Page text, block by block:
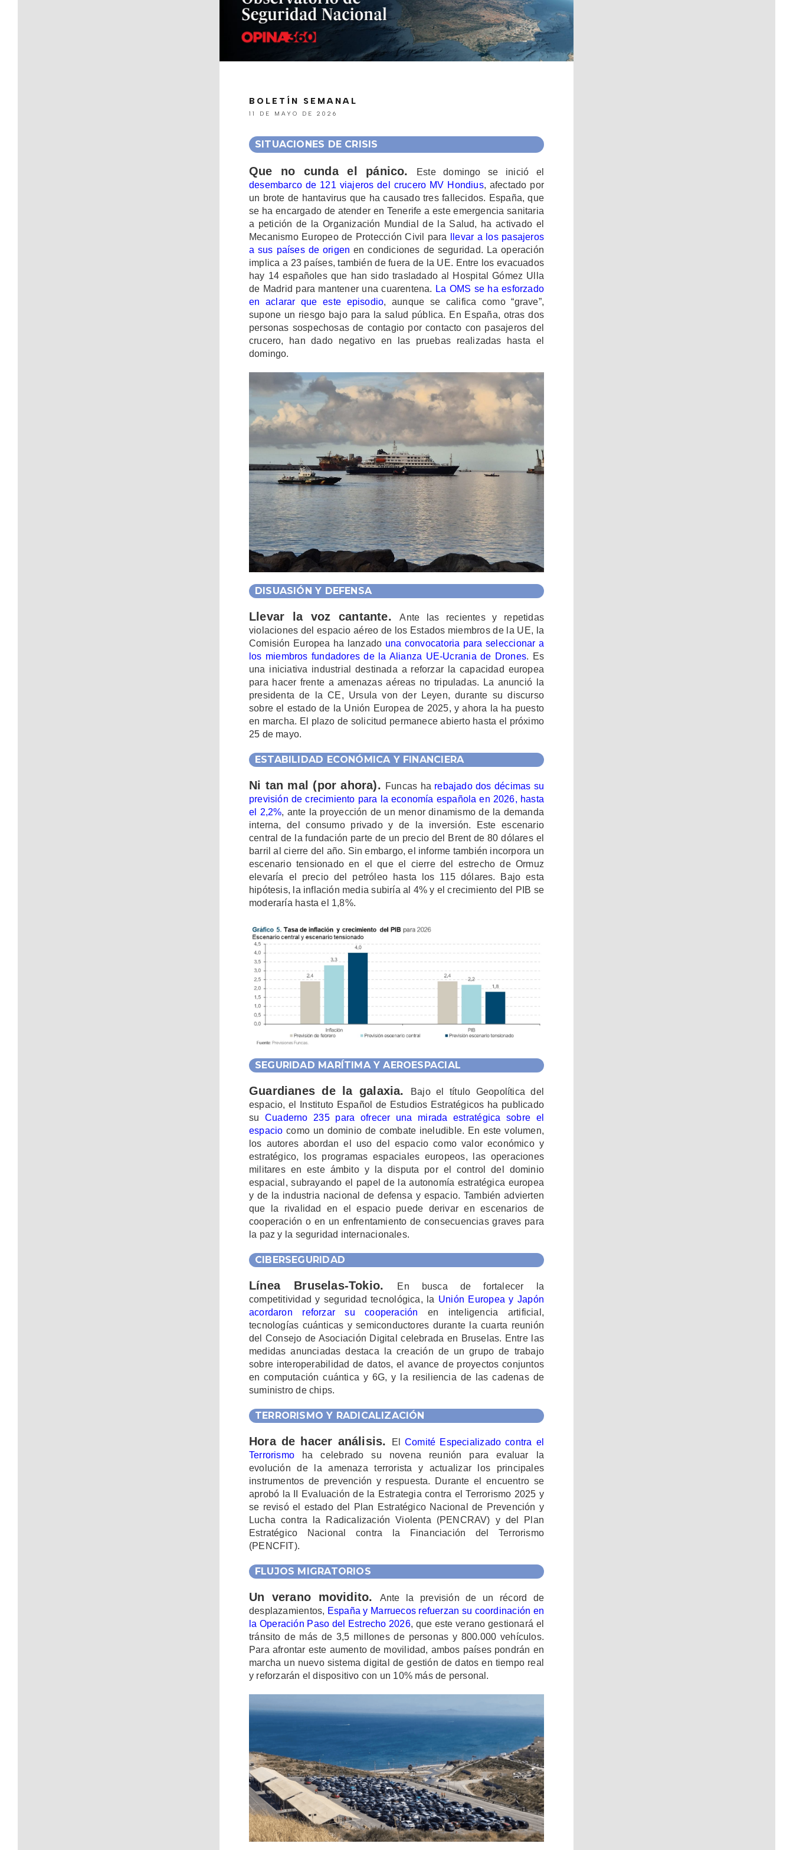
BOLETÍN SEMANAL
11 DE MAYO DE 2026
SITUACIONES DE CRISIS
Que no cunda el pánico.
Este domingo se inició el
desembarco de 121 viajeros del crucero MV Hondius, afectado por
un brote de hantavirus que ha causado tres fallecidos. España, que
se ha encargado de atender en Tenerife a este emergencia sanitaria
a petición de la Organización Mundial de la Salud, ha activado el
Mecanismo Europeo de Protección Civil para
llevar a los pasajeros
a sus países de origen en condiciones de seguridad. La operación
implica a 23 países, también de fuera de la UE. Entre los evacuados
hay 14 españoles que han sido trasladado al Hospital Gómez Ulla
de Madrid para mantener una cuarentena. La OMS se ha esforzado
en aclarar que este episodio, aunque se califica como “grave”,
supone un riesgo bajo para la salud pública. En España, otras dos
personas sospechosas de contagio por contacto con pasajeros del
crucero, han dado negativo en las pruebas realizadas hasta el
domingo.
DISUASIÓN Y DEFENSA
Llevar la voz cantante.Ante las recientes y repetidas
violaciones del espacio aéreo de los Estados miembros de la UE, la
Comisión Europea ha lanzado una convocatoria para seleccionar a
los miembros fundadores de la Alianza UE-Ucrania de Drones. Es
una iniciativa industrial destinada a reforzar la capacidad europea
para hacer frente a amenazas aéreas no tripuladas. La anunció la
presidenta de la CE, Ursula von der Leyen, durante su discurso
sobre el estado de la Unión Europea de 2025, y ahora la ha puesto
en marcha. El plazo de solicitud permanece abierto hasta el próximo
25 de mayo.
ESTABILIDAD ECONÓMICA Y FINANCIERA
Ni tan mal (por ahora). Funcas ha rebajado dos décimas su
previsión de crecimiento para la economía española en 2026, hasta
el 2,2%, ante la proyección de un menor dinamismo de la demanda
interna, del consumo privado y de la inversión. Este escenario
central de la fundación parte de un precio del Brent de 80 dólares el
barril al cierre del año. Sin embargo, el informe también incorpora un
escenario tensionado en el que el cierre del estrecho de Ormuz
elevaría el precio del petróleo hasta los 115 dólares. Bajo esta
hipótesis, la inflación media subiría al 4% y el crecimiento del PIB se
moderaría hasta el 1,8%.
SEGURIDAD MARÍTIMA Y AEROESPACIAL
Guardianes de la galaxia.
Bajo el título Geopolítica del
espacio, el Instituto Español de Estudios Estratégicos ha publicado
suCuaderno 235 para ofrecer una mirada estratégica sobre el
espacio como un dominio de combate ineludible. En este volumen,
los autores abordan el uso del espacio como valor económico y
estratégico, los programas espaciales europeos, las operaciones
militares en este ámbito y la disputa por el control del dominio
espacial, subrayando el papel de la autonomía estratégica europea
y de la industria nacional de defensa y espacio. También advierten
que la rivalidad en el espacio puede derivar en escenarios de
cooperación o en un enfrentamiento de consecuencias graves para
la paz y la seguridad internacionales.
CIBERSEGURIDAD
Línea Bruselas-Tokio.
En busca de fortalecer la
competitividad y seguridad tecnológica, la Unión Europea y Japón
acordaron reforzar su cooperación en inteligencia artificial,
tecnologías cuánticas y semiconductores durante la cuarta reunión
del Consejo de Asociación Digital celebrada en Bruselas. Entre las
medidas anunciadas destaca la creación de un grupo de trabajo
sobre interoperabilidad de datos, el avance de proyectos conjuntos
en computación cuántica y 6G, y la resiliencia de las cadenas de
suministro de chips.
TERRORISMO Y RADICALIZACIÓN
Hora de hacer análisis. ElComité Especializado contra el
Terrorismo ha celebrado su novena reunión para evaluar la
evolución de la amenaza terrorista y actualizar los principales
instrumentos de prevención y respuesta. Durante el encuentro se
aprobó la II Evaluación de la Estrategia contra el Terrorismo 2025 y
se revisó el estado del Plan Estratégico Nacional de Prevención y
Lucha contra la Radicalización Violenta (PENCRAV) y del Plan
Estratégico Nacional contra la Financiación del Terrorismo
(PENCFIT).
FLUJOS MIGRATORIOS
Un verano movidito.
Ante la previsión de un récord de
desplazamientos, España y Marruecos refuerzan su coordinación en
la Operación Paso del Estrecho 2026, que este verano gestionará el
tránsito de más de 3,5 millones de personas y 800.000 vehículos.
Para afrontar este aumento de movilidad, ambos países pondrán en
marcha un nuevo sistema digital de gestión de datos en tiempo real
y reforzarán el dispositivo con un 10% más de personal.